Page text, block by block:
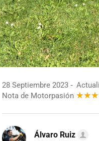
28 Septiembre 2023
Nota de Motorpasión
Álvaro Ruiz